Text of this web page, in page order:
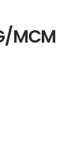
MCM